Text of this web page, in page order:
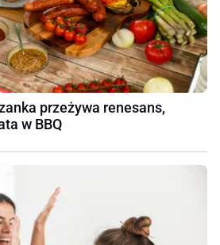
przeżywa renesans,
w BBQ